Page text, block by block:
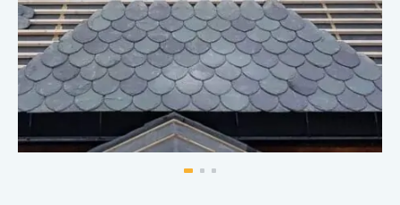
Taktekking
Vi har gode rutiner og benytter kun
kvalitetsmaterialer i arbeidet med tetting av tak og
bygg. Noen eksempler på tjenester vi tilbyr:
Tekking av skifertak og bøting.
Legger nye tak og rehabiliterer gamle. Skifer,
takshingel, takplater, m.m.